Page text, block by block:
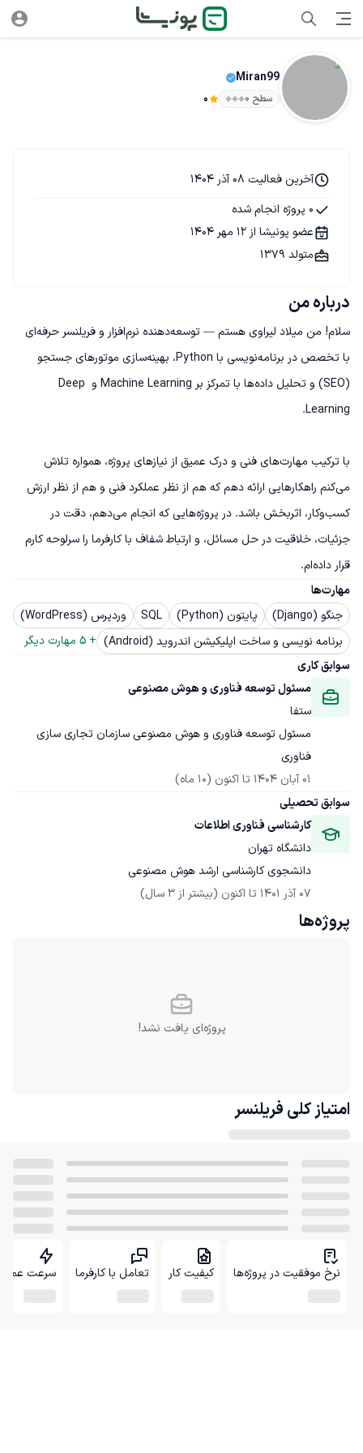
Miran99
سطح ۰ 0
درباره من
سلام! من میلاد لیراوی هستم — توسعه‌دهنده نرم‌افزار و فریلنسر حرفه‌ای
با تخصص در برنامه‌نویسی با Python، بهینه‌سازی موتورهای جستجو
(SEO) و تحلیل داده‌ها با تمرکز بر Machine Learning و Deep
با ترکیب مهارت‌های فنی و درک عمیق از نیازهای پروژه، همواره تلاش
می‌کنم راهکارهایی ارائه دهم که هم از نظر عملکرد فنی و هم از نظر ارزش
کسب‌وکار، اثربخش باشد. در پروژه‌هایی که انجام می‌دهم، دقت در
جزئیات، خلاقیت در حل مسائل، و ارتباط شفاف با کارفرما را سرلوحه کارم
قرار داده‌ام.
مهارت‌ها
جنگو (Django)
پایتون (Python) SQL
وردپرس (WordPress)
برنامه نویسی و ساخت اپلیکیشن اندروید (Android)
+
5 مهارت دیگر
سوابق کاری
مسئول توسعه فناوری و هوش مصنوعی
ستفا
مسئول توسعه فناوری و هوش مصنوعی سازمان تجاری سازی
فناوری
01 آبان 1404
تا اکنون (10 ماه)
سوابق تحصیلی
کارشناسی فناوری اطلاعات
دانشگاه تهران
دانشجوی کارشناسی ارشد هوش مصنوعی
07 آذر 1401
تا اکنون (بیشتر از 3 سال)
آخرین فعالیت 08 آذر 1404
0 پروژه انجام شده
عضو پونیشا از 12 مهر 1404
متولد 1379
پروژه‌ها
پروژه‌ای یافت نشد!
امتیاز کلی فریلنسر
نرخ موفقیت در پروژه‌ها کیفیت کار تعامل با کارفرما سرعت عمل